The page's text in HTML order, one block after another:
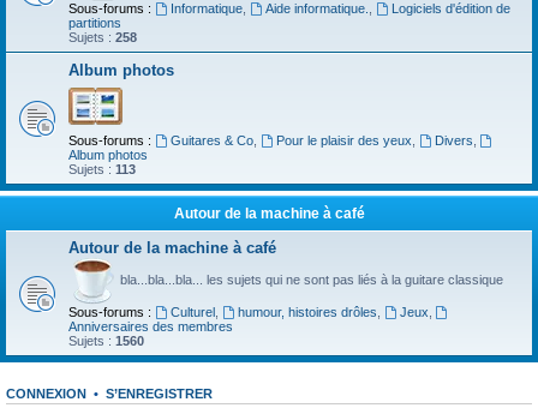
Sous-forums : Informatique, Aide informatique.
Logiciels d'édition de
partitions
Sujets : 258
Album photos
Sous-forums : Guitares & Co, Pour le plaisir des yeux Divers
Album photos
Sujets : 113
Autour de la machine à café
Autour de la machine à café
bla...bla...bla... les sujets qui ne sont pas liés à la guitare classique
Sous-forums : Culturel, humour, histoires drôles Jeux
Anniversaires des membres
Sujets : 1560
CONNEXION • S’ENREGISTRER